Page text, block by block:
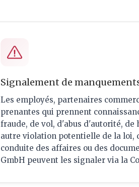
Signalement de
Les employés, partenaires
prenantes qui prennent
fraude, de vol, d'abus d'autorité, de
autre violation potentielle de la loi,
conduite des affaires ou des
GmbH peuvent les signaler via la